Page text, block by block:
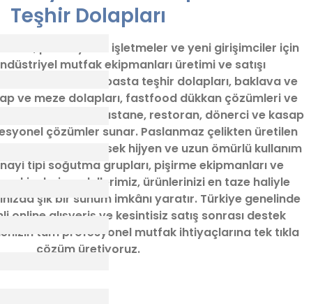
Teşhir Dolapları
profesyonel işletmeler ve yeni girişimciler için
mutfak ekipmanları üretimi ve satışı
İhtiyaca özel lüks pasta teşhir dolapları, baklava ve
ve meze dolapları, fastfood dükkan çözümleri ve
ile kafe, pastane, restoran, dönerci ve kasap
çözümler sunar. Paslanmaz çelikten üretilen
işletmenize yüksek hijyen ve uzun ömürlü kullanım
tipi soğutma grupları, pişirme ekipmanları ve
makineleri modellerimiz, ürünlerinizi en taze haliyle
şık bir sunum imkânı yaratır. Türkiye genelinde
online alışveriş ve kesintisiz satış sonrası destek
tüm profesyonel mutfak ihtiyaçlarına tek tıkla
çözüm üretiyoruz.